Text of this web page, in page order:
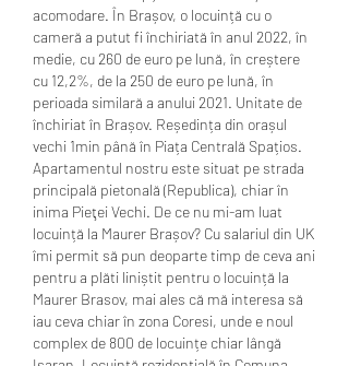
acomodare. În Brașov, o locuință cu o
cameră a putut fi închiriată în anul 2022, în
medie, cu 260 de euro pe lună, în creștere
cu 12,2%, de la 250 de euro pe lună, în
perioada similară a anului 2021. Unitate de
închiriat în Brașov. Reședința din orașul
vechi 1min până în Piața Centrală Spațios.
Apartamentul nostru este situat pe strada
principală pietonală (Republica), chiar în
inima Pieţei Vechi. De ce nu mi-am luat
locuință la Maurer Brașov? Cu salariul din UK
îmi permit să pun deoparte timp de ceva ani
pentru a plăti liniștit pentru o locuință la
Maurer Brasov, mai ales că mă interesa să
iau ceva chiar în zona Coresi, unde e noul
complex de 800 de locuințe chiar lângă